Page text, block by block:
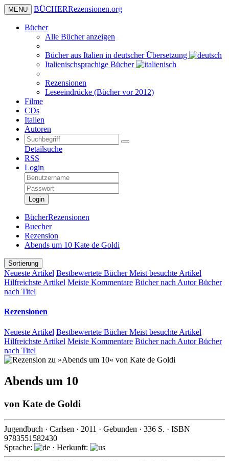
MENU BÜCHERRezensionen.org
Bücher
Alle Bücher anzeigen
Bücher aus Italien in deutscher Übersetzung
Italienischsprachige Bücher
Rezensionen
Leseeindrücke (Bücher vor 2012)
Filme
CDs
Italien
Autoren
Detailsuche
RSS
Login
Login
BücherRezensionen
Buecher
Rezension
Abends um 10 Kate de Goldi
Sortierung
Neueste Artikel Bestbewertete BücherMeist besuchte Artikel
Hilfreichste Artikel Meiste Kommentare Bücher nach AutorBücher
nach Titel
Rezensionen
Neueste Artikel Bestbewertete BücherMeist besuchte Artikel
Hilfreichste Artikel Meiste Kommentare Bücher nach AutorBücher
nach Titel
Abends um 10
von Kate de Goldi
Jugendbuch · Carlsen · 2011 · Gebunden · 336 S. · ISBN
9783551582430
Sprache:
· Herkunft: